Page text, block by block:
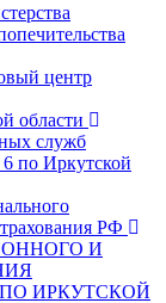
центр
области
служб
по Иркутской
РФ
И
ИРКУТСКОЙ